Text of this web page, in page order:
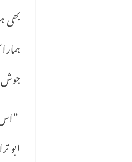
بھی
جوش
ابو